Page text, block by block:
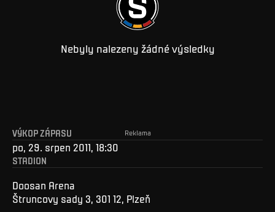
Nebyly nalezeny žádné výsledky
Reklama
VÝKOP ZÁPASU
po, 29. srpen 2011, 18:30
STADION
Doosan Arena
Štruncovy sady 3, 301 12, Plzeň